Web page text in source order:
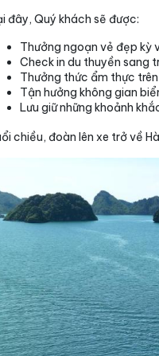
đây, Quý khách sẽ được:
Thưởng ngoạn vẻ đẹp kỳ
Check in du thuyền sang
Thưởng thức ẩm thực
Tận hưởng không gian
Lưu giữ những khoảnh
chiều, đoàn lên xe trở về